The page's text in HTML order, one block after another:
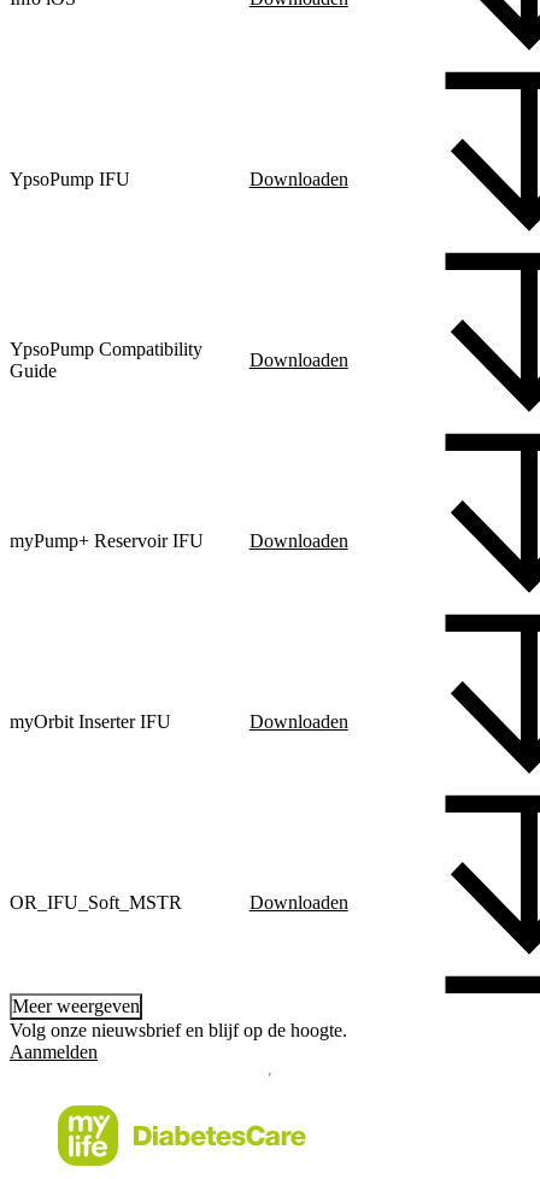
YpsoPump IFU Downloaden
YpsoPump Compatibility
Guide
Downloaden
myPump+ Reservoir IFU Downloaden
myOrbit Inserter IFU Downloaden
OR_IFU_Soft_MSTR Downloaden
Meer weergeven
Volg onze nieuwsbrief en blijf op de hoogte.
Aanmelden